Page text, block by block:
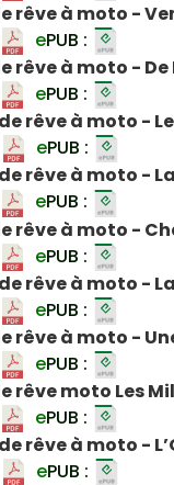
rêve à moto -
ePUB :
rêve à moto -
ePUB :
rêve à moto -
ePUB :
rêve à moto -
ePUB :
rêve à moto -
ePUB :
rêve à moto -
ePUB :
rêve à moto -
ePUB :
rêve moto Les
ePUB :
rêve à moto -
ePUB :